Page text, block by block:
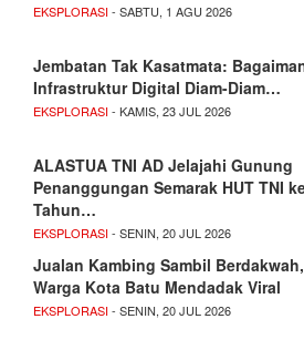
EKSPLORASI- SABTU, 1 AGU 2026
Jembatan Tak Kasatmata:
Infrastruktur Digital Diam-Diam…
EKSPLORASI- KAMIS, 23 JUL 2026
ALASTUA TNI AD Jelajahi Gunung
Penanggungan Semarak HUT TNI
Tahun…
EKSPLORASI- SENIN, 20 JUL 2026
Jualan Kambing Sambil
Warga Kota Batu Mendadak Viral
EKSPLORASI- SENIN, 20 JUL 2026